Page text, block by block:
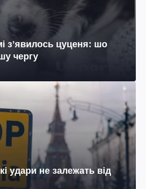
зʼявилось цуценя: шо
чергу
удари не залежать від